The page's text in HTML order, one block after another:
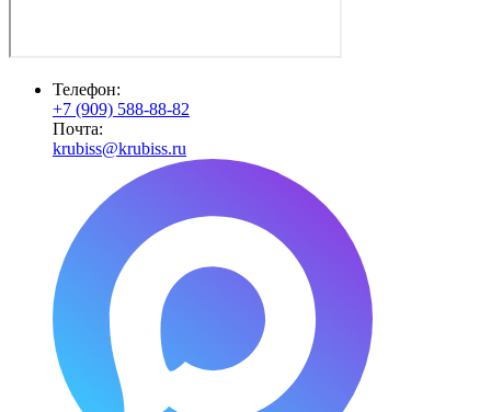
Телефон:
+7 (909) 588-88-82
Почта:
krubiss@krubiss.ru